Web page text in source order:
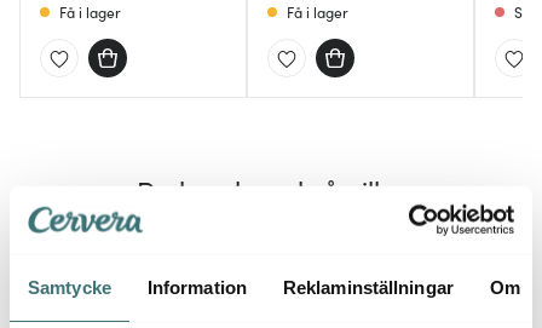
Samtycke Information Reklaminställningar Om
Få i lager Få i lager
Du kanske också gillar
45%